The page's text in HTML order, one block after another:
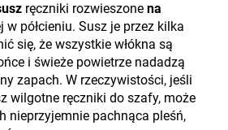
ręczniki rozwieszone na
w półcieniu. Susz je przez kilka
się, że wszystkie włókna są
i świeże powietrze nadadzą
zapach. W rzeczywistości, jeśli
wilgotne ręczniki do szafy, może
nieprzyjemnie pachnąca pleśń,